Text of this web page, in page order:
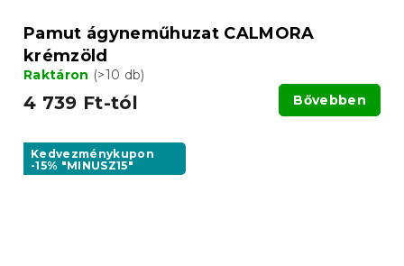
Pamut ágyneműhuzat CALMORA
krémzöld
Raktáron (>10 db)
4 739 Ft-tól Bővebben
Kedvezménykupon
-15% "MINUSZ15"